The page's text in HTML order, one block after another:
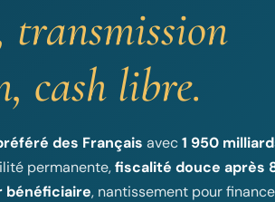
transmission
cash libre.
des Français avec1 950
permanente,fiscalité douce après
bénéficiaire, nantissement pour